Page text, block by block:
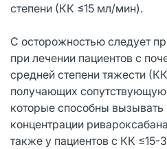
степени (КК ≤15 мл/мин).
C осторожностью следует
при лечении пациентов с
средней степени тяжести
получающих
которые способны
концентрации
также у пациентов с КК ≤15-